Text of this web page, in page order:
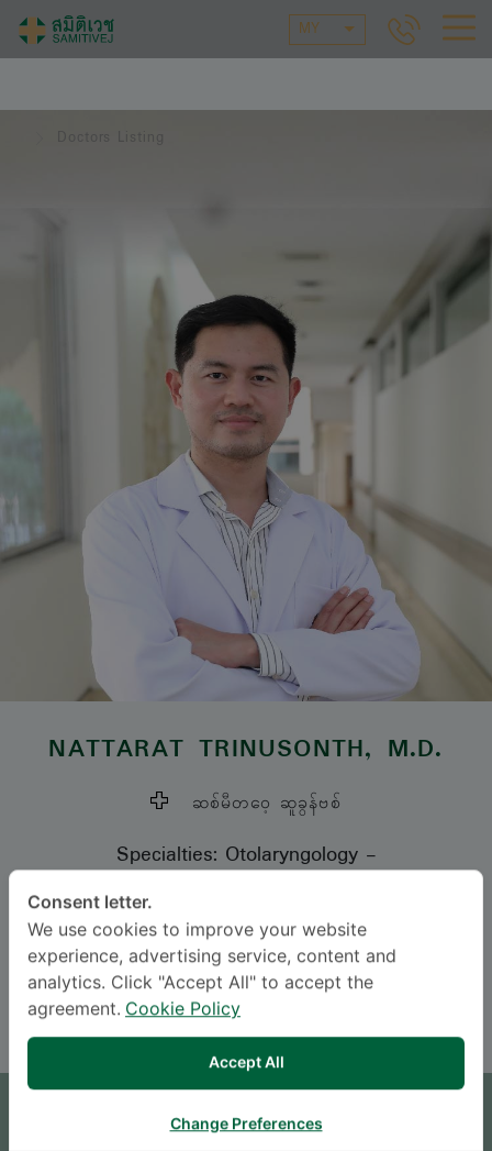
MY
NATTARAT TRINUSONTH, M.D.
ဆစ်မီတဝေ့ ဆူခွန်ဗစ်
Specialties: Otolaryngology-
ဘာသာစကား
ENGLISH
THAI
ရက်ချိန်းယူရန်
မေးစရာရှိရင် မေးခဲ့ပါ။
Consent letter.
We use cookies to improve your website
experience, advertising service, content and
analytics. Click "Accept All" to accept the
agreement. Cookie Policy
Accept All
Change Preferences